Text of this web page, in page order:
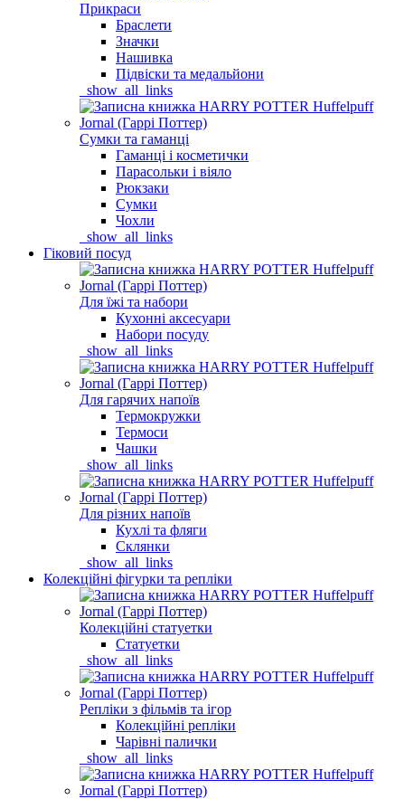
Прикраси
Браслети
Значки
Нашивка
Підвіски та медальйони
_show_all_links
Сумки та гаманці
Гаманці і косметички
Парасольки і віяло
Рюкзаки
Сумки
Чохли
_show_all_links
Гіковий посуд
Для їжі та набори
Кухонні аксесуари
Набори посуду
_show_all_links
Для гарячих напоїв
Термокружки
Термоси
Чашки
_show_all_links
Для різних напоїв
Кухлі та фляги
Склянки
_show_all_links
Колекційні фігурки та репліки
Колекційні статуетки
Статуетки
_show_all_links
Репліки з фільмів та ігор
Колекційні репліки
Чарівні палички
_show_all_links